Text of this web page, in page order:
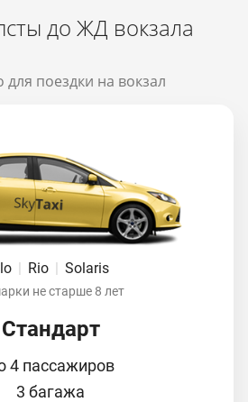
до ЖД вокзала
для поездки на вокзал
| Rio | Solaris
не старше 8 лет
Стандарт
4 пассажиров
3 багажа